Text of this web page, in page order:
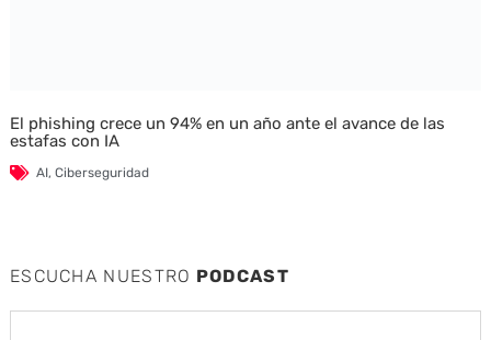
El phishing crece un 94% en un año ante el avance de las
estafas con IA
AI, Ciberseguridad
ESCUCHA NUESTRO PODCAST